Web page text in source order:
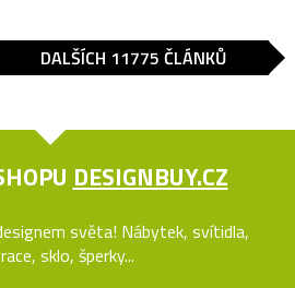
DALŠÍCH 11775 ČLÁNKŮ
DESIGNBUY.CZ
světa! Nábytek, svítidla,
sklo, šperky...